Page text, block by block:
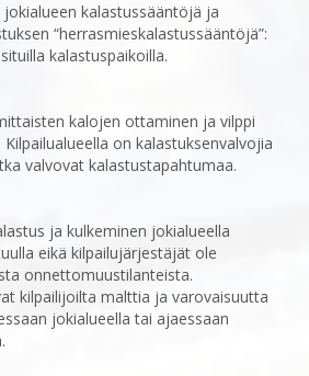
kalastussääntöjä ja
“herrasmieskalastussääntöjä”:
kalastuspaikoilla.
kalojen ottaminen ja vilppi
on ‎kalastuksenvalvojia
valvovat kalastustapahtumaa.
ja kulkeminen jokialueella
eikä kilpailujärjestäjät ole
onnettomuustilanteista.
kilpailijoilta malttia ja ‎varovaisuutta
jokialueella tai ajaessaan